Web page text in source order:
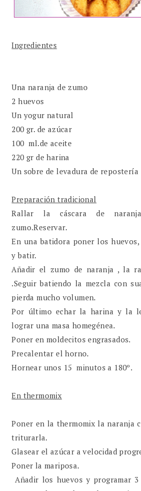
Ingredientes
Una naranja de zumo
2 huevos
Un yogur natural
200 gr. de azúcar
100 ml.de aceite
220 gr de harina
Un sobre de levadura de repostería
Preparación tradicional
Rallar la cáscara de
zumo.Reservar.
En una batidora poner los
y batir.
Añadir el zumo de naranja , la
.Seguir batiendo la mezcla con
pierda mucho volumen.
Por último echar la harina y la
lograr una masa homegénea.
Poner en moldecitos engrasados.
Precalentar el horno.
Hornear unos 15 minutos a 180º.
En thermomix
Poner en la thermomix la naranja
triturarla.
Glasear el azúcar a velocidad
Poner la mariposa.
Añadir los huevos y programar